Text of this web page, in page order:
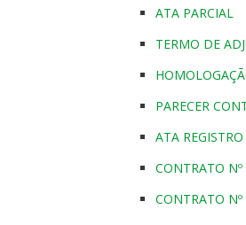
ATA PARCIAL
TERMO DE
PARECER
ATA
CONTRATO
CONTRATO